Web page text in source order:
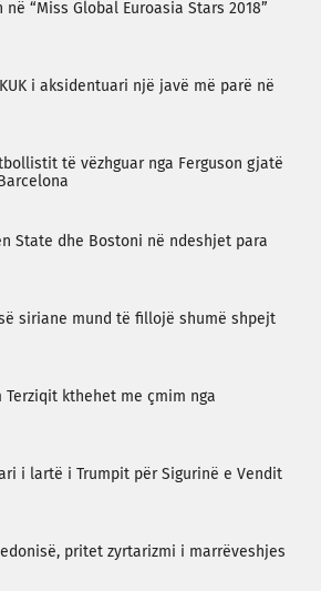
“Miss Global Euroasia Stars 2018”
i aksidentuari një javë më parë në
të vëzhguar nga Ferguson gjatë
State dhe Bostoni në ndeshjet para
siriane mund të fillojë shumë shpejt
Terziqit kthehet me çmim nga
i lartë i Trumpit për Sigurinë e Vendit
pritet zyrtarizmi i marrëveshjes